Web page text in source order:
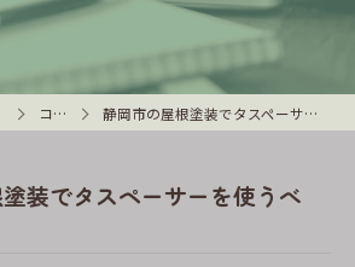
コラム 静岡市の屋根塗装でタスペーサーを使うべき理由とは？
装でタスペーサーを使うべ